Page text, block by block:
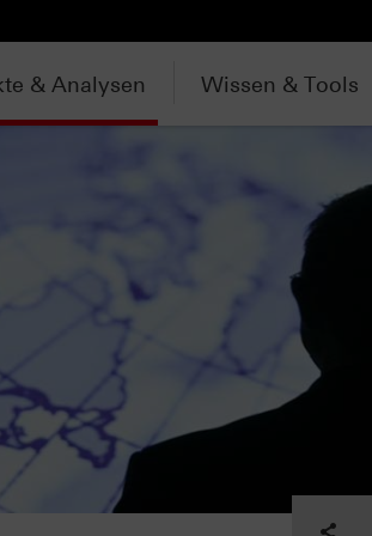
& Analysen Wissen & Tools